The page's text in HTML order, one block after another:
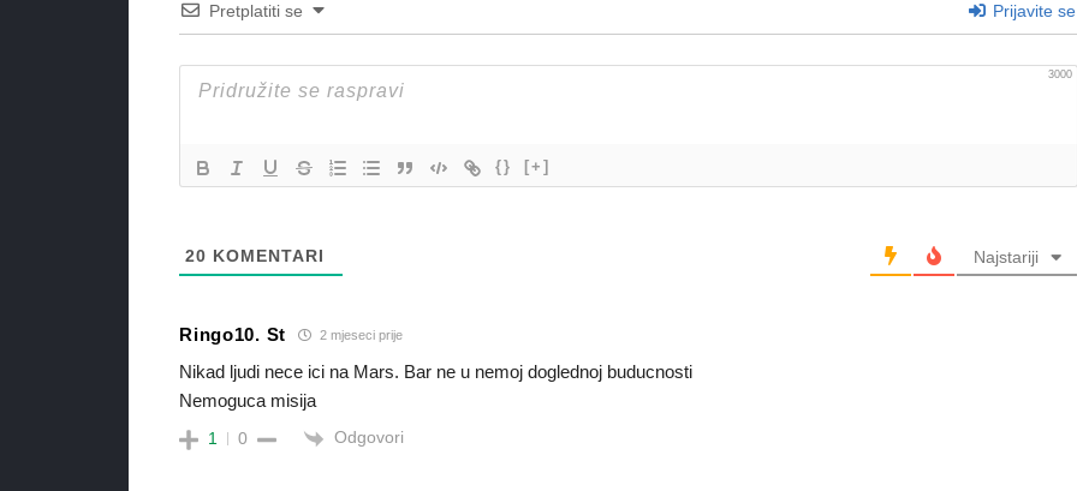
Pretplatiti se Prijavite se
3000
{} [+]
20 KOMENTARI Najstariji
Ringo10. St 2 mjeseci prije
Nikad ljudi nece ici na Mars. Bar ne u nemoj doglednoj buducnosti
Nemoguca misija
1 0 Odgovori